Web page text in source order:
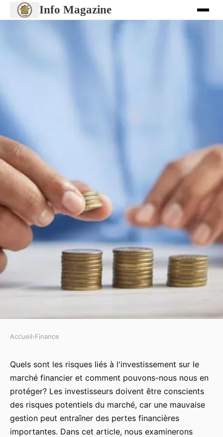
Info Magazine
Comment gérer le risque de
marché et empêcher des pertes
financières?
christianne•26 mars 2023•5 min de lecture
Accueil›Finance
Quels sont les risques liés à l'investissement sur le
marché financier et comment pouvons-nous nous en
protéger? Les investisseurs doivent être conscients
des risques potentiels du marché, car une mauvaise
gestion peut entraîner des pertes financières
importantes. Dans cet article, nous examinerons